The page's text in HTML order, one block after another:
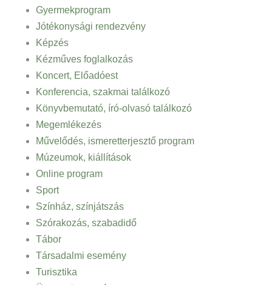
Gyermekprogram
Jótékonysági rendezvény
Képzés
Kézműves foglalkozás
Koncert, Előadóest
Konferencia, szakmai találkozó
Könyvbemutató, író-olvasó találkozó
Megemlékezés
Művelődés, ismeretterjesztő program
Múzeumok, kiállítások
Online program
Sport
Színház, színjátszás
Szórakozás, szabadidő
Tábor
Társadalmi esemény
Turisztika